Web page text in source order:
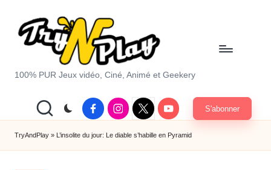
T
y
A
100% PUR Jeux vidéo, Ciné, Animé et Geekery
FacebookInstagram
X
|
Twitter
Youtube S'abonner
TryAndPlay » L’insolite du jour: Le diable s’habille en Pyramid